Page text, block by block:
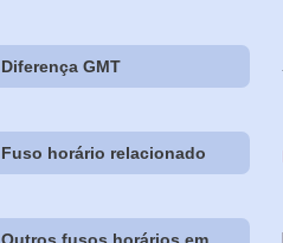
Diferença GMT
Fuso horário relacionado